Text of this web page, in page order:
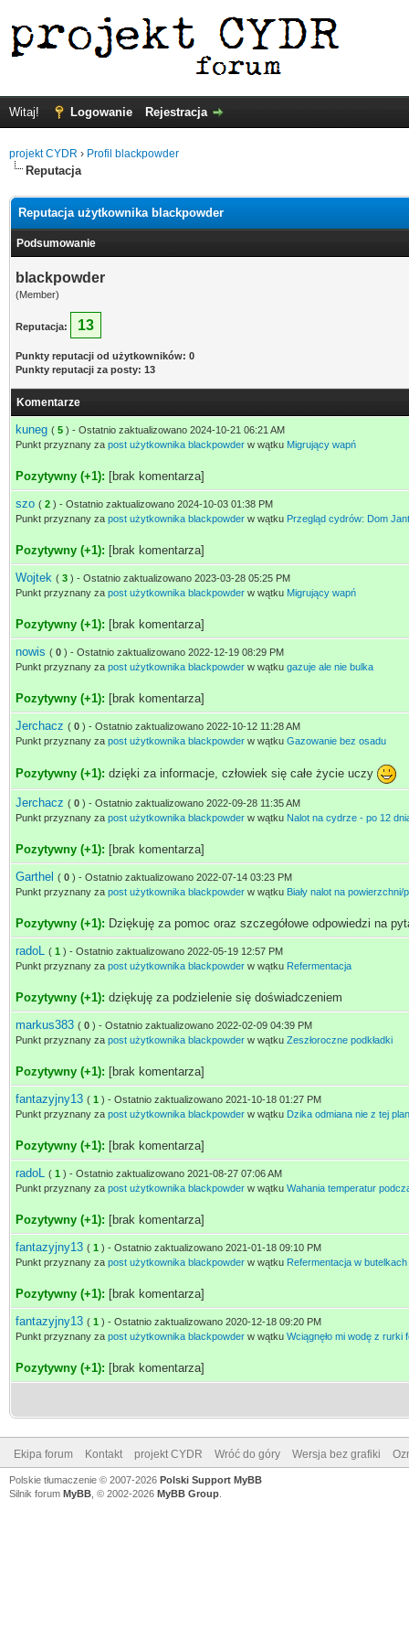
Witaj! Logowanie Rejestracja
projekt CYDR › Profil blackpowder
Reputacja
Reputacja użytkownika blackpowder
Podsumowanie
blackpowder
(Member)
Reputacja: 13
Punkty reputacji od użytkowników: 0
Punkty reputacji za posty: 13
Komentarze
kuneg ( 5 ) - Ostatnio zaktualizowano 2024-10-21 06:21 AM
Punkt przyznany za post użytkownika blackpowder w wątku Migrujący wapń
Pozytywny (+1): [brak komentarza]
szo ( 2 ) - Ostatnio zaktualizowano 2024-10-03 01:38 PM
Punkt przyznany za post użytkownika blackpowder w wątku Przegląd cydrów: Dom
Pozytywny (+1): [brak komentarza]
Wojtek ( 3 ) - Ostatnio zaktualizowano 2023-03-28 05:25 PM
Punkt przyznany za post użytkownika blackpowder w wątku Migrujący wapń
Pozytywny (+1): [brak komentarza]
nowis ( 0 ) - Ostatnio zaktualizowano 2022-12-19 08:29 PM
Punkt przyznany za post użytkownika blackpowder w wątku gazuje ale nie bulka
Pozytywny (+1): [brak komentarza]
Jerchacz ( 0 ) - Ostatnio zaktualizowano 2022-10-12 11:28 AM
Punkt przyznany za post użytkownika blackpowder w wątku Gazowanie bez osadu
Pozytywny (+1): dzięki za informacje, człowiek się całe życie uczy
Jerchacz ( 0 ) - Ostatnio zaktualizowano 2022-09-28 11:35 AM
Punkt przyznany za post użytkownika blackpowder w wątku Nalot na cydrze - po 12
Pozytywny (+1): [brak komentarza]
Garthel ( 0 ) - Ostatnio zaktualizowano 2022-07-14 03:23 PM
Punkt przyznany za post użytkownika blackpowder w wątku Biały nalot na
Pozytywny (+1): Dziękuję za pomoc oraz szczegółowe odpowiedzi na
radoL ( 1 ) - Ostatnio zaktualizowano 2022-05-19 12:57 PM
Punkt przyznany za post użytkownika blackpowder w wątku Refermentacja
Pozytywny (+1): dziękuję za podzielenie się doświadczeniem
markus383 ( 0 ) - Ostatnio zaktualizowano 2022-02-09 04:39 PM
Punkt przyznany za post użytkownika blackpowder w wątku Zeszłoroczne podkładki
Pozytywny (+1): [brak komentarza]
fantazyjny13 ( 1 ) - Ostatnio zaktualizowano 2021-10-18 01:27 PM
Punkt przyznany za post użytkownika blackpowder w wątku Dzika odmiana nie z tej
Pozytywny (+1): [brak komentarza]
radoL ( 1 ) - Ostatnio zaktualizowano 2021-08-27 07:06 AM
Punkt przyznany za post użytkownika blackpowder w wątku Wahania temperatur
Pozytywny (+1): [brak komentarza]
fantazyjny13 ( 1 ) - Ostatnio zaktualizowano 2021-01-18 09:10 PM
Punkt przyznany za post użytkownika blackpowder w wątku Refermentacja w
Pozytywny (+1): [brak komentarza]
fantazyjny13 ( 1 ) - Ostatnio zaktualizowano 2020-12-18 09:20 PM
Punkt przyznany za post użytkownika blackpowder w wątku Wciągnęło mi wodę z rurki
Pozytywny (+1): [brak komentarza]
Ekipa forum Kontakt projekt CYDR Wróć do góry Wersja bez grafiki
Polskie tłumaczenie © 2007-2026 Polski Support MyBB
Silnik forum MyBB , © 2002-2026 MyBB Group